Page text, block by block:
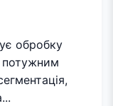
обробку
потужним